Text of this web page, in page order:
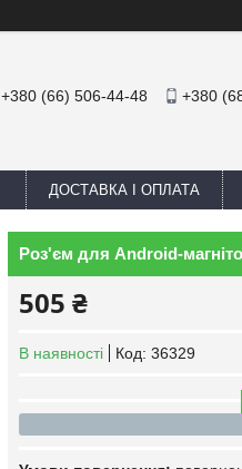
+380 (66) 506-44-48 +380
ДОСТАВКА І ОПЛАТА
Роз'єм для Android-
505 ₴
В наявності Код: 36329